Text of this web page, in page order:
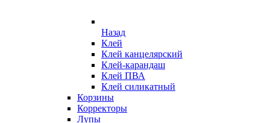
Назад
Клей
Клей канцелярский
Клей-карандаш
Клей ПВА
Клей силикатный
Корзины
Корректоры
Лупы